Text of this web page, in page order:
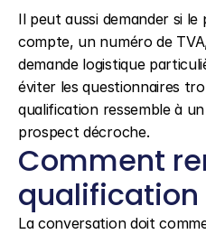
Il peut aussi demander si
compte, un numéro de
demande logistique
éviter les questionnaires
qualification ressemble à
prospect décroche.
Comment
qualification
La conversation doit